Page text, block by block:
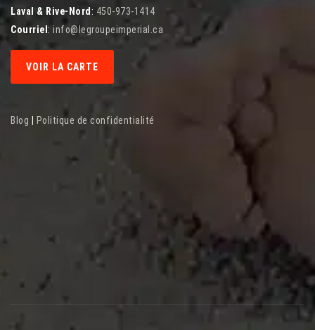
Laval & Rive-Nord : 450-973-1414
Courriel : info@legroupeimperial.ca
VOIR LA CARTE
Blog Politique de confidentialité